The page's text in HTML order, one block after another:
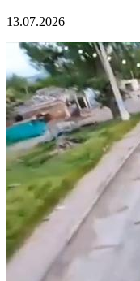
13.07.2026